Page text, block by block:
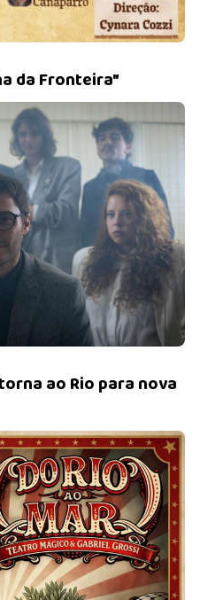
da Fronteira"
ao Rio para nova